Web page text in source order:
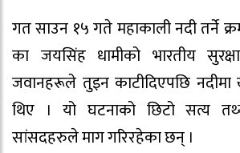
गत साउन १५ गते महाकाली नदी तर्ने
का जयसिंह धामीको भारतीय
जवानहरूले तुइन काटीदिएपछि
थिए । यो घटनाको छिटो सत्य
सांसदहरुले माग गरिरहेका छन् ।